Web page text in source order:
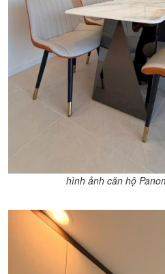
hình ảnh căn hộ